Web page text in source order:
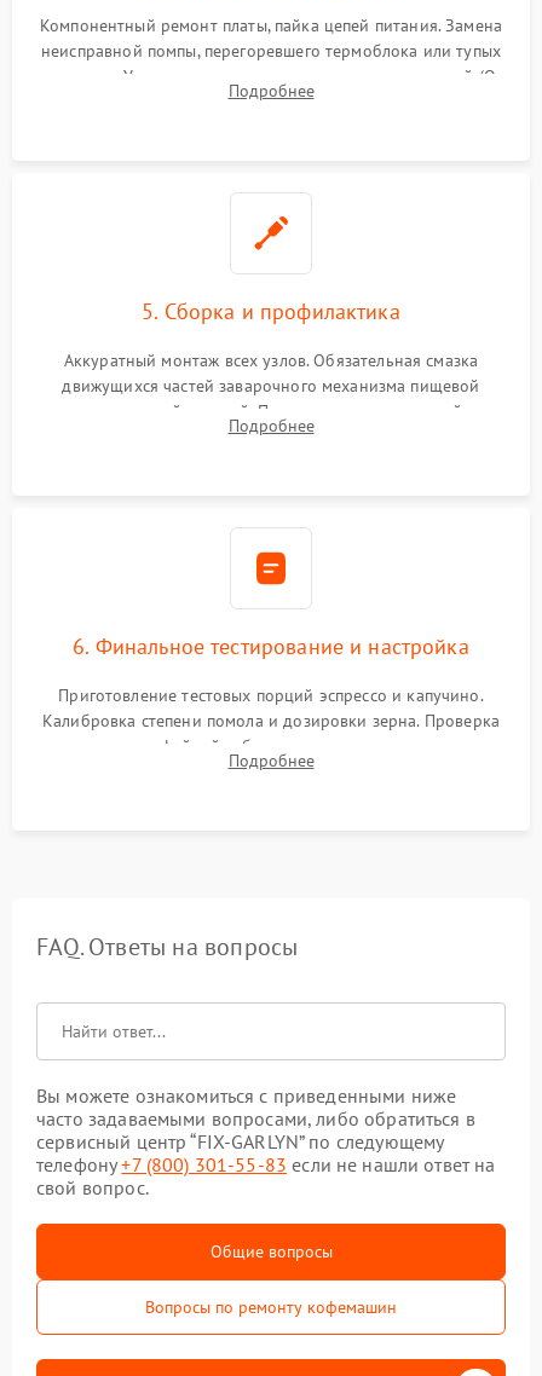
Компонентный ремонт платы, пайка цепей питания. Замена
неисправной помпы, перегоревшего термоблока или тупых
жерновов. Установка новых силиконовых уплотнителей (O-
ring) и тефлоновых трубок для надежного устранения
Подробнее
5. Сборка и профилактика
Аккуратный монтаж всех узлов. Обязательная смазка
движущихся частей заварочного механизма пищевой
силиконовой смазкой. Проведение программной
декальцинации и очистки системы от кофейных масел.
Подробнее
6. Финальное тестирование и настройка
Приготовление тестовых порций эспрессо и капучино.
Калибровка степени помола и дозировки зерна. Проверка
плотности кофейной таблетки, температуры напитка и
качества молочной пены. Контроль отсутствия посторонних
Подробнее
FAQ. Ответы на вопросы
Вы можете ознакомиться с приведенными ниже
часто задаваемыми вопросами, либо обратиться в
сервисный центр “FIX-GARLYN” по следующему
телефону+7 (800) 301-55-83 если не нашли ответ на
свой вопрос.
Общие вопросы
Вопросы по ремонту кофемашин